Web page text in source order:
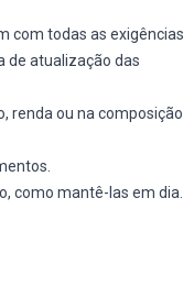
com todas as exigências
de atualização das
renda ou na composição
como mantê-las em dia.